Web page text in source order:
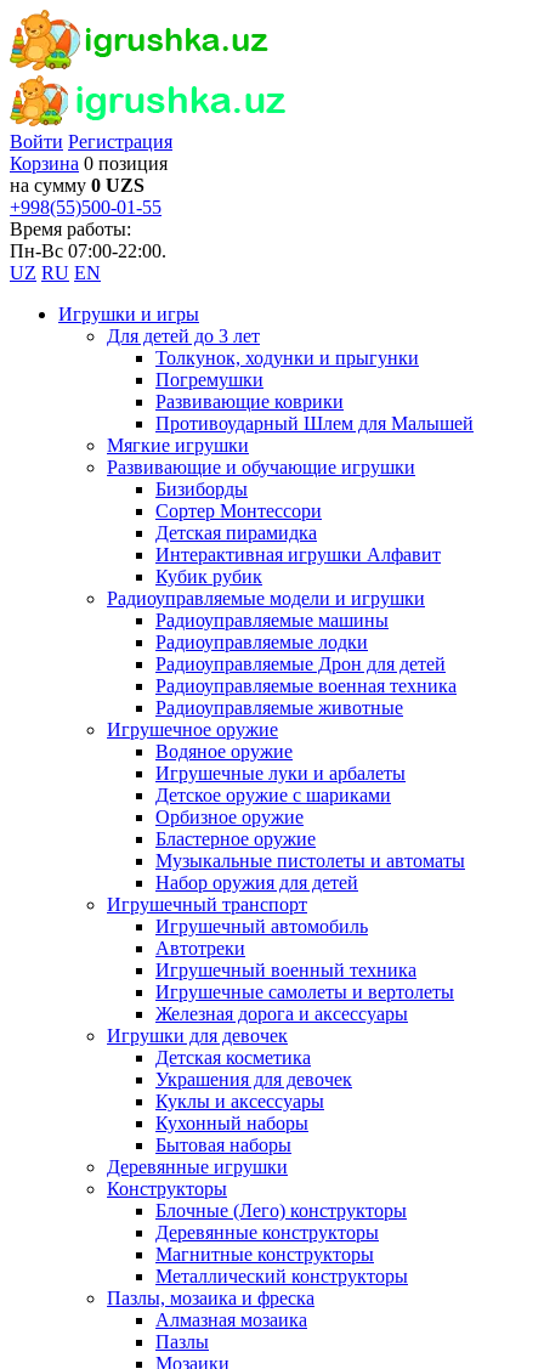
Войти Регистрация
Корзина 0 позиция
на сумму 0 UZS
+998(55)500-01-55
Время работы:
Пн-Вс 07:00-22:00.
UZ RU EN
Игрушки и игры
Для детей до 3 лет
Толкунок, ходунки и прыгунки
Погремушки
Развивающие коврики
Противоударный Шлем для Малышей
Мягкие игрушки
Развивающие и обучающие игрушки
Бизиборды
Сортер Монтессори
Детская пирамидка
Интерактивная игрушки Алфавит
Кубик рубик
Радиоуправляемые модели и игрушки
Радиоуправляемые машины
Радиоуправляемые лодки
Радиоуправляемые Дрон для детей
Радиоуправляемые военная техника
Радиоуправляемые животные
Игрушечное оружие
Водяное оружие
Игрушечные луки и арбалеты
Детское оружие с шариками
Орбизное оружие
Бластерное оружие
Музыкальные пистолеты и автоматы
Набор оружия для детей
Игрушечный транспорт
Игрушечный автомобиль
Aвтотреки
Игрушечный военный техника
Игрушечные самолеты и вертолеты
Железная дорога и аксессуары
Игрушки для девочек
Детская косметика
Украшения для девочек
Куклы и аксессуары
Кухонный наборы
Бытовая наборы
Деревянные игрушки
Конструкторы
Блочные (Лего) конструкторы
Деревянные конструкторы
Магнитные конструкторы
Металлический конструкторы
Пазлы, мозаика и фреска
Алмазная мозаика
Пазлы
Мозаики